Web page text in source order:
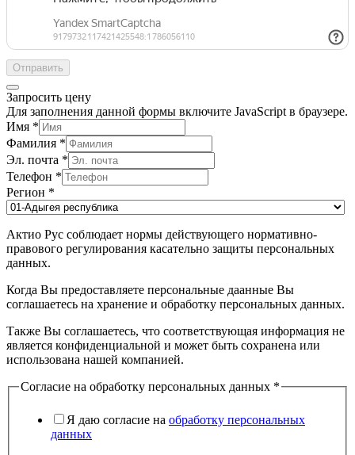
Отправить
Запросить цену
Для заполнения данной формы включите JavaScript в браузере.
Имя *
Фамилия *
Эл. почта *
Телефон *
Регион *
Актио Рус соблюдает нормы действующего нормативно-
правового регулирования касательно защиты персональных
данных.
Когда Вы предоставляете персональные даанные Вы
соглашаетесь на хранение и обработку персональных данных.
Также Вы соглашаетесь, что соответствующая информация не
является конфиденциальной и может быть сохранена или
использована нашей компанией.
Согласие на обработку персональных данных *
Я даю согласие на обработку персональных
данных